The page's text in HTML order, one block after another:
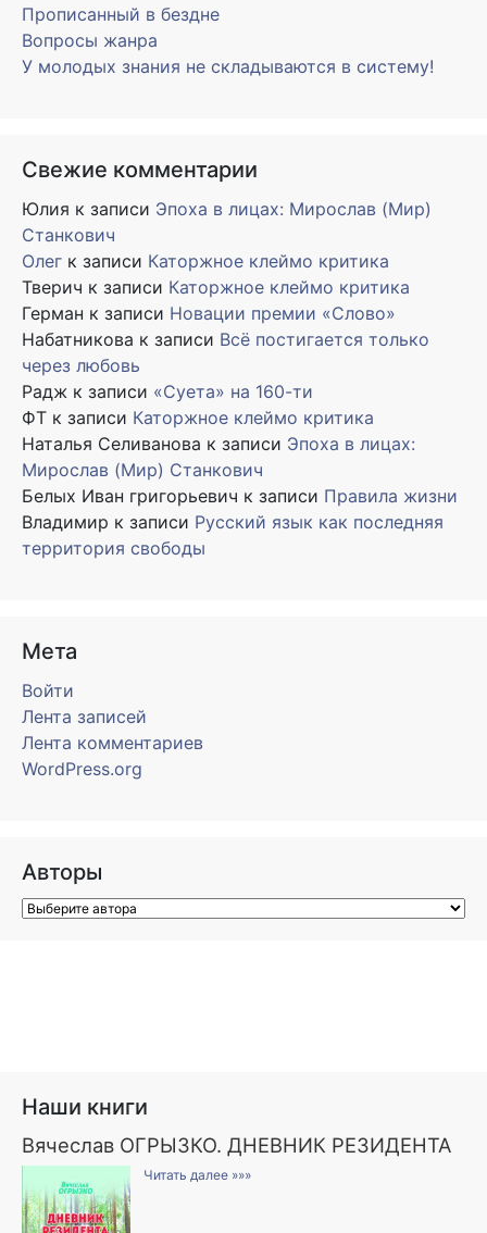
Прописанный в бездне
Вопросы жанра
У молодых знания не складываются в систему!
Свежие комментарии
Юлия к записи Эпоха в лицах: Мирослав (Мир)
Станкович
Олег к записи Каторжное клеймо критика
Тверич к записи Каторжное клеймо критика
Герман к записи Новации премии «Слово»
Набатникова к записи Всё постигается только
через любовь
Радж к записи «Суета» на 160-ти
ФТ к записи Каторжное клеймо критика
Наталья Селиванова к записи Эпоха в лицах:
Мирослав (Мир) Станкович
Белых Иван григорьевич к записи Правила жизни
Владимир к записи Русский язык как последняя
территория свободы
Мета
Войти
Лента записей
Лента комментариев
WordPress.org
Авторы
Наши книги
Вячеслав ОГРЫЗКО. ДНЕВНИК РЕЗИДЕНТА
Читать далее »»»